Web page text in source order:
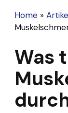
Home »
Was